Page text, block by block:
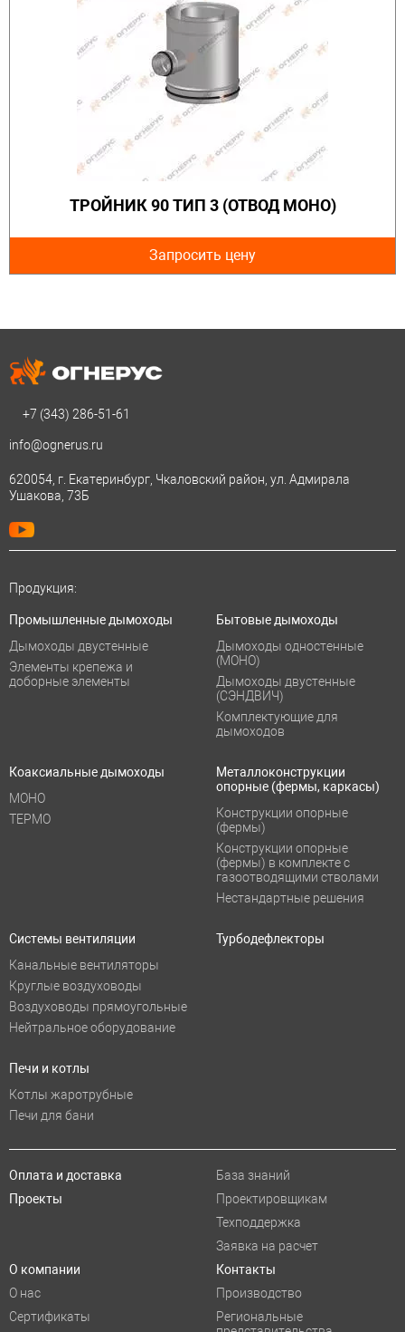
ТРОЙНИК 90 ТИП 3 (ОТВОД МОНО)
Запросить цену
+7 (343) 286-51-61
info@ognerus.ru
620054, г. Екатеринбург, Чкаловский район, ул. Адмирала
Ушакова, 73Б
Продукция:
Промышленные дымоходы
Дымоходы двустенные
Элементы крепежа и
доборные элементы
Бытовые дымоходы
Дымоходы одностенные
(МОНО)
Дымоходы двустенные
(СЭНДВИЧ)
Комплектующие для
дымоходов
Коаксиальные дымоходы
МОНО
ТЕРМО
Металлоконструкции
опорные (фермы, каркасы)
Конструкции опорные
(фермы)
Конструкции опорные
(фермы) в комплекте с
газоотводящими стволами
Нестандартные решения
Системы вентиляции
Канальные вентиляторы
Круглые воздуховоды
Воздуховоды прямоугольные
Нейтральное оборудование
Турбодефлекторы
Печи и котлы
Котлы жаротрубные
Печи для бани
Оплата и доставка
Проекты
База знаний
Проектировщикам
Техподдержка
Заявка на расчет
О компании
О нас
Сертификаты
Контакты
Производство
Региональные